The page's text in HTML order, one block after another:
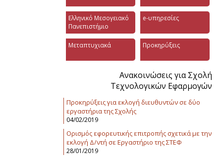
Ελληνικό Μεσογειακό
Πανεπιστήμιο
e-υπηρεσίες
Μεταπτυχιακά Προκηρύξεις
Ανακοινώσεις για Σχολή
Τεχνολογικών Εφαρμογών
Προκηρύξεις για εκλογή διευθυντών σε δύο
εργαστήρια της Σχολής
04/02/2019
Ορισμός εφορευτικής επιτροπής σχετικά με την
εκλογή Δ/ντή σε Εργαστήριο της ΣΤΕΦ
28/01/2019